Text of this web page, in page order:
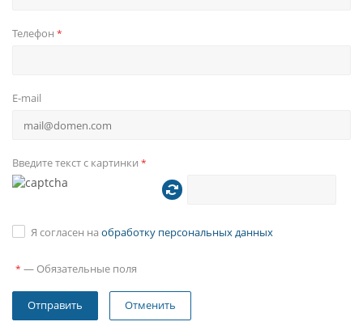
подключены в резистивную цепь или по CAN-шине.
Головное устройство полностью на русском языке. Так
же имеется более десятка других языков.
Телефон *
E-mail
Введите текст с картинки *
Я согласен на обработку персональных данных
* — Обязательные поля
Отменить